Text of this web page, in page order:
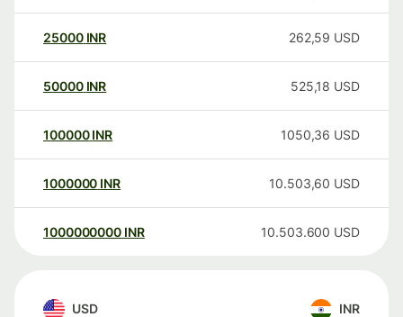
25000 INR 262,59 USD
50000 INR 525,18 USD
100000 INR 1050,36 USD
1000000 INR 10.503,60 USD
1000000000 INR 10.503.600 USD
USD INR